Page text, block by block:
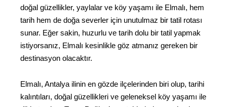
doğal güzellikler, yaylalar ve köy yaşamı ile Elmalı, hem
tarih hem de doğa severler için unutulmaz bir tatil rotası
sunar. Eğer sakin, huzurlu ve tarih dolu bir tatil yapmak
istiyorsanız, Elmalı kesinlikle göz atmanız gereken bir
destinasyon olacaktır.
Elmalı, Antalya ilinin en gözde ilçelerinden biri olup, tarihi
kalıntıları, doğal güzellikleri ve geleneksel köy yaşamı ile